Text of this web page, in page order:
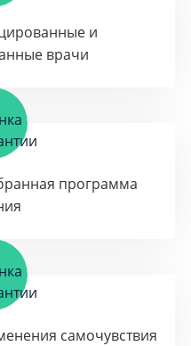
и
врачи
программа
самочувствия